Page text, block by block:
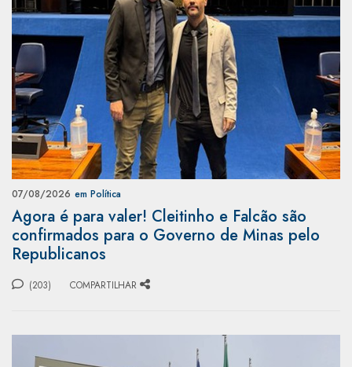
07/08/2026 em Política
Agora é para valer! Cleitinho e Falcão são
confirmados para o Governo de Minas pelo
Republicanos
(203) COMPARTILHAR